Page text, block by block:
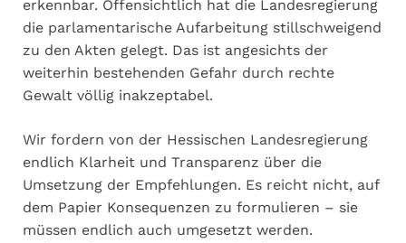
erkennbar. Offensichtlich hat die Landesregierung
die parlamentarische Aufarbeitung stillschweigend
zu den Akten gelegt. Das ist angesichts der
weiterhin bestehenden Gefahr durch rechte
Gewalt völlig inakzeptabel.
Wir fordern von der Hessischen Landesregierung
endlich Klarheit und Transparenz über die
Umsetzung der Empfehlungen. Es reicht nicht, auf
dem Papier Konsequenzen zu formulieren – sie
müssen endlich auch umgesetzt werden.